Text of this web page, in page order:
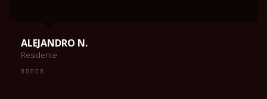
ALEJANDRO N.
Residente